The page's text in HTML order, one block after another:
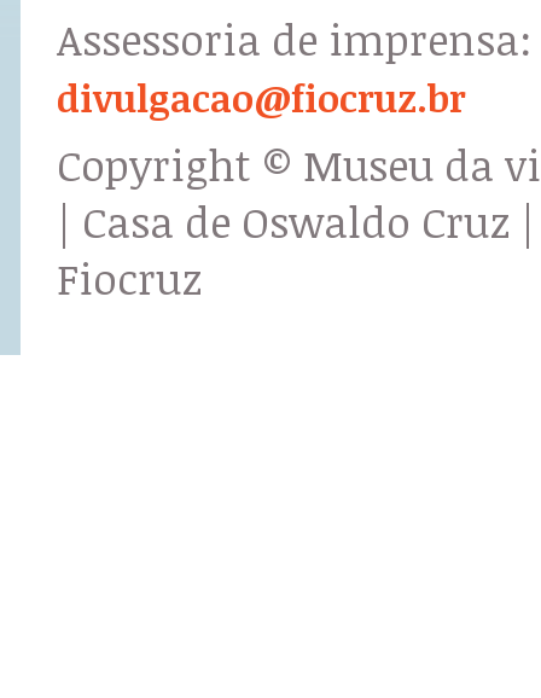
Assessoria de imprensa:
divulgacao@fiocruz.br
Copyright © Museu da
| Casa de Oswaldo Cruz |
Fiocruz